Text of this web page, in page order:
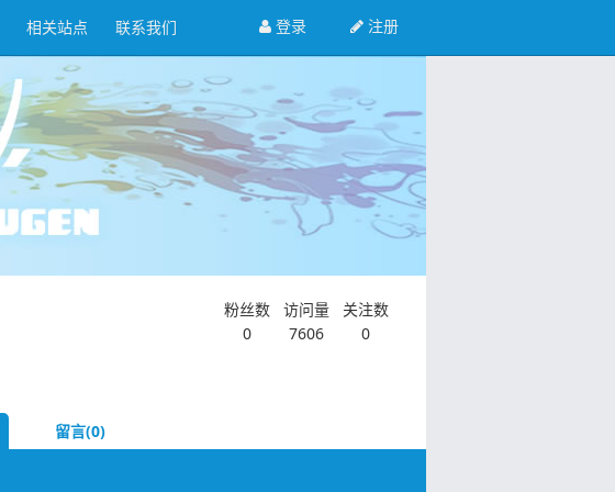
注册
登录
相关站点 联系我们
粉丝数
0
访问量
7606
关注数
0
留言(0)